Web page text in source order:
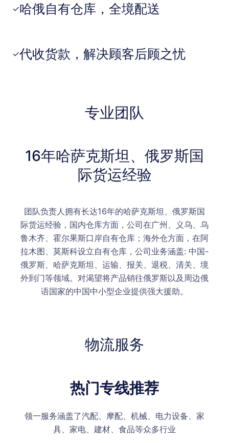
✓哈俄自有仓库，全境配送
✓代收货款，解决顾客后顾之忧
专业团队
16年哈萨克斯坦、俄罗斯国
际货运经验
团队负责人拥有长达16年的哈萨克斯坦、俄罗斯国
际货运经验，国内仓库方面，公司在广州、义乌、乌
鲁木齐、霍尔果斯口岸自有仓库；海外仓方面，在阿
拉木图、莫斯科设立自有仓库，公司业务涵盖: 中国-
俄罗斯、哈萨克斯坦、运输、报关、退税、清关、境
外到门等领域。对渴望将产品销往俄罗斯以及周边俄
语国家的中国中小型企业提供强大援助。
物流服务
热门专线推荐
领一服务涵盖了汽配、摩配、机械、电力设备、家
具、家电、建材、食品等众多行业